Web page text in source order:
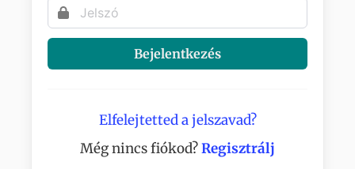
Bejelentkezés
Elfelejtetted a jelszavad?
Még nincs fiókod?Regisztrálj